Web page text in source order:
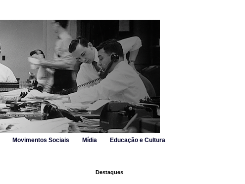
Movimentos Sociais Mídia Educação e Cultura
Destaques